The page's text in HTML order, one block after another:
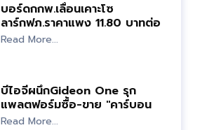
บอร์ดกกพ.เลื่อนเคาะโซ
ลาร์กฟภ.ราคาแพง 11.80 บาทต่อ
หน่วย
Read More...
บีไอจีผนึกGideon One รุก
แพลตฟอร์มซื้อ-ขาย "คาร์บอน
เครดิต"
Read More...